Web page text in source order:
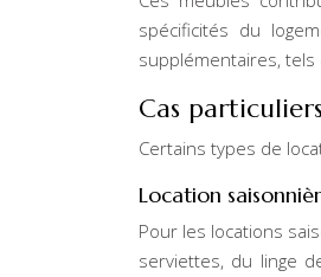
spécificités du
supplémentaires,
Cas
Certains types de
Location
Pour les locations
serviettes, du linge